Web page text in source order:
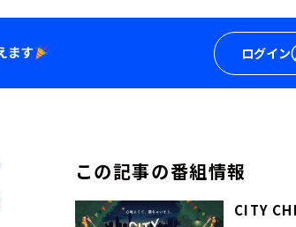
ログイン
この記事の番組情報
CITY